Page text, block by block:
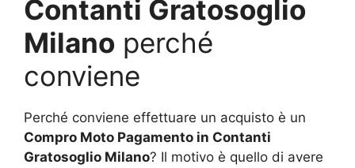
Contanti Gratosoglio
Milano perché
conviene
Perché conviene effettuare un acquisto è un
Compro Moto Pagamento in Contanti
Gratosoglio Milano? Il motivo è quello di avere